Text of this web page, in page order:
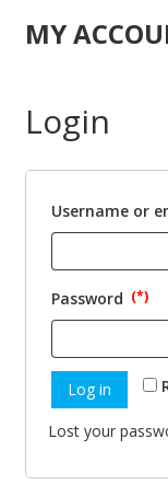
MY
Login
Username or
Password
Log in
Lost your